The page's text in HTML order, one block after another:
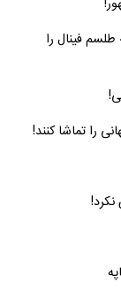
نارنجی» طلسم فینال را
را تماشا کنند!